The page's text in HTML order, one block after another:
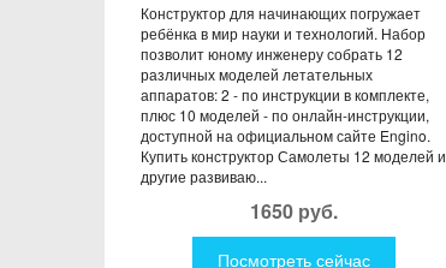
Конструктор для начинающих погружает
ребёнка в мир науки и технологий. Набор
позволит юному инженеру собрать 12
различных моделей летательных
аппаратов: 2 - по инструкции в комплекте,
плюс 10 моделей - по онлайн-инструкции,
доступной на официальном сайте Engino.
Купить конструктор Самолеты 12 моделей и
другие развиваю...
1650 руб.
Посмотреть сейчас